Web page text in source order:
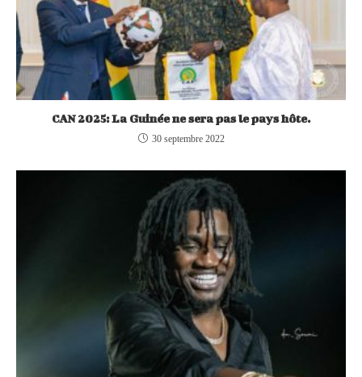
CAN 2025: La Guinée ne sera pas le pays hôte.
30 septembre 2022